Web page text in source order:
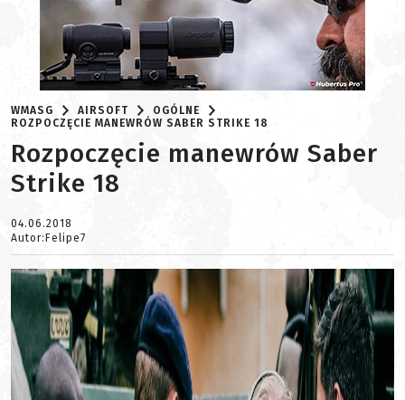
WMASG AIRSOFT
OGÓLNE
ROZPOCZĘCIE MANEWRÓW SABER STRIKE 18
Rozpoczęcie manewrów Saber
Strike 18
04.06.2018
Autor:Felipe7